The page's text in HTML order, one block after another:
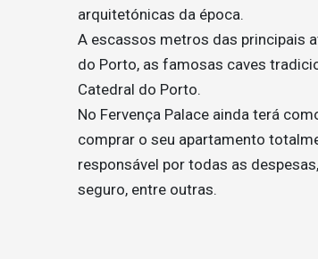
arquitetónicas da época.
A escassos metros das principais
do Porto, as famosas caves
Catedral do Porto.
No Fervença Palace ainda terá
comprar o seu apartamento
responsável por todas as
seguro, entre outras.